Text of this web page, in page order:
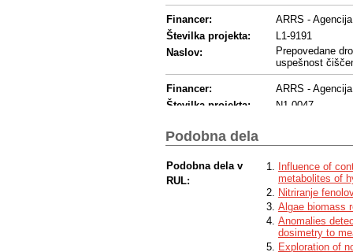
Financer:
ARRS -
Številka projekta:
L1-9191
Naslov:
Prepovedane
uspešnost
Financer:
ARRS -
Številka projekta:
N1-0047
Številka projekta:
J1-8147
Ligandi s
vezi C-C in C-N
ARRS -
J2-8162
Podobna dela
Podobna dela v
RUL:
Influence of
metabolites of
Nitriranje
Algae biomass
Anomalies
dosimetry to
Exploration of